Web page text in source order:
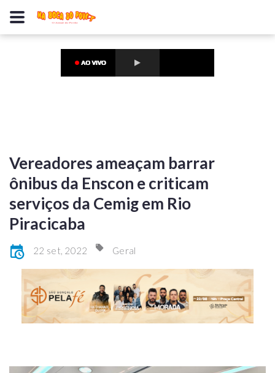
Vereadores ameaçam barrar
ônibus da Enscon e criticam
serviços da Cemig em Rio
Piracicaba
22 set, 2022 Geral